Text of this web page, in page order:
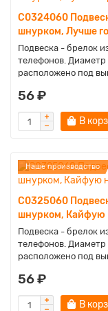
C0324060
шнурком, Лучше
Подвеска - брелок
телефонов.
расположено под
56 ₽
В
Наше производство
C0325060
шнурком, Кайфую
Подвеска - брелок
телефонов.
расположено под
56 ₽
В